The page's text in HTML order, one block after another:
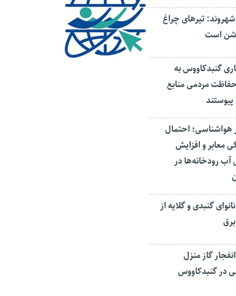
تیرهای چراغ
است
گنبدکاووس به
مردمی منابع
احتمال
معابر و افزایش
آب رودخانه‌ها در
گنبدی و گلایه از
گاز منزل
در گنبدکاووس